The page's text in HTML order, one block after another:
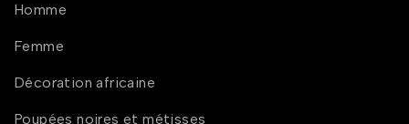
Homme
Femme
Décoration africaine
Poupées noires et métisses